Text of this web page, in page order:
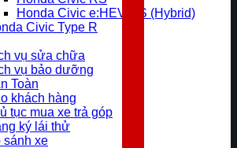
Honda Civic e:HEV RS (Hybrid)
Civic Type R
vụ sửa chữa
vụ bảo dưỡng
Toàn
khách hàng
tục mua xe trả góp
ký lái thử
sánh xe